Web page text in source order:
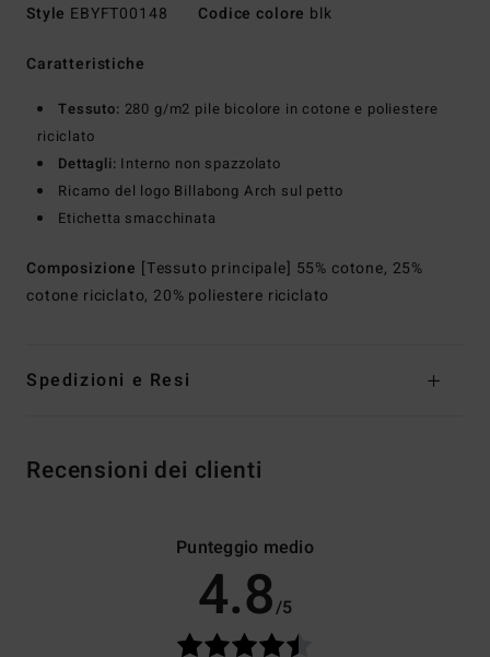
Style EBYFT00148 Codice colore blk
Caratteristiche
Tessuto: 280 g/m2 pile bicolore in cotone e poliestere
riciclato
Dettagli: Interno non spazzolato
Ricamo del logo Billabong Arch sul petto
Etichetta smacchinata
Composizione [Tessuto principale] 55% cotone, 25%
cotone riciclato, 20% poliestere riciclato
Spedizioni e Resi
Recensioni dei clienti
Punteggio medio
4.8/5